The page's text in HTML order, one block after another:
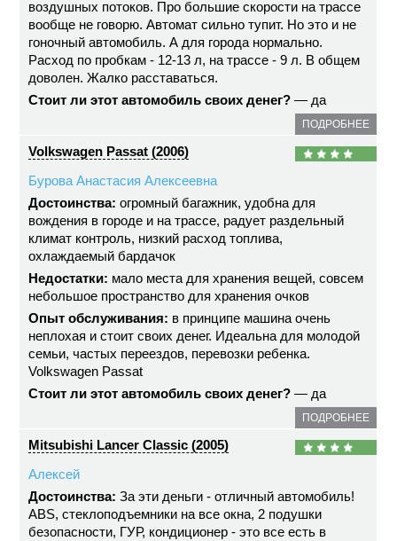
воздушных потоков. Про большие скорости на трассе
вообще не говорю. Автомат сильно тупит. Но это и не
гоночный автомобиль. А для города нормально.
Расход по пробкам - 12-13 л, на трассе - 9 л. В общем
доволен. Жалко расставаться.
Стоит ли этот автомобиль своих денег? — да
ПОДРОБНЕЕ
Volkswagen Passat (2006)
Бурова Анастасия Алексеевна
Достоинства: огромный багажник, удобна для
вождения в городе и на трассе, радует раздельный
климат контроль, низкий расход топлива,
охлаждаемый бардачок
Недостатки: мало места для хранения вещей, совсем
небольшое пространство для хранения очков
Опыт обслуживания: в принципе машина очень
неплохая и стоит своих денег. Идеальна для молодой
семьи, частых переездов, перевозки ребенка.
Volkswagen Passat
Стоит ли этот автомобиль своих денег? — да
ПОДРОБНЕЕ
Mitsubishi Lancer Classic (2005)
Алексей
Достоинства: За эти деньги - отличный автомобиль!
ABS, стеклоподъемники на все окна, 2 подушки
безопасности, ГУР, кондиционер - это все есть в